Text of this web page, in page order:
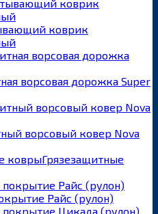
коврик
ворсовая дорожка Super
ворсовый ковер Nova
Грязезащитные
Райс (рулон)